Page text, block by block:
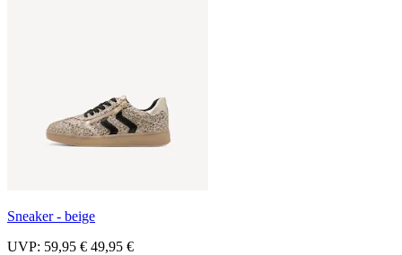
Sneaker - beige
UVP: 59,95 € 49,95 €